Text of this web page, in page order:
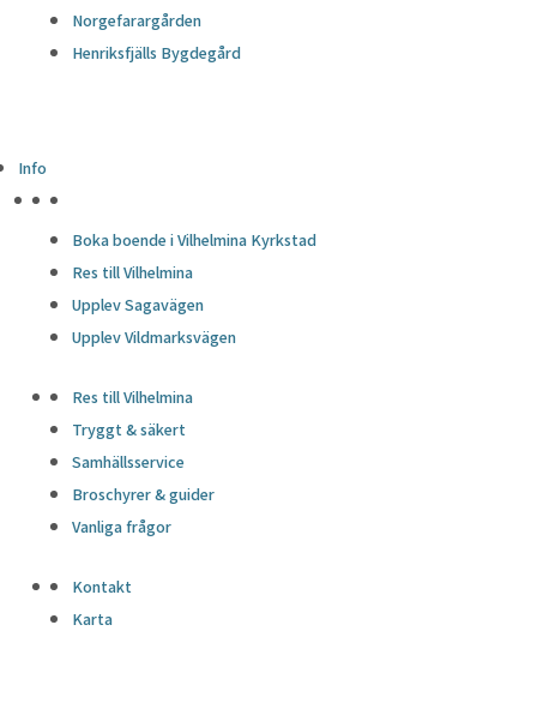
Norgefarargården
Henriksfjälls Bygdegård
Info
Boka boende i Vilhelmina Kyrkstad
Res till Vilhelmina
Upplev Sagavägen
Upplev Vildmarksvägen
Res till Vilhelmina
Tryggt & säkert
Samhällsservice
Broschyrer & guider
Vanliga frågor
Kontakt
Karta